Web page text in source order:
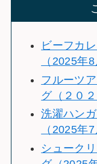
ビーフカ
（2025年
フルーツ
グ（２０
洗濯ハン
（2025年
シューク